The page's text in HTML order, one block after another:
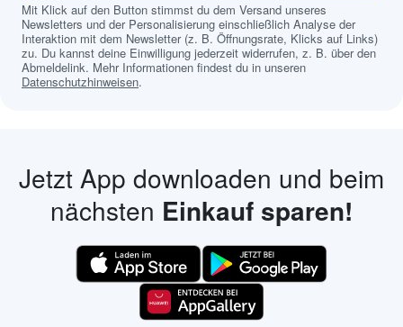
Mit Klick auf den Button stimmst du dem Versand unseres
Newsletters und der Personalisierung einschließlich Analyse der
Interaktion mit dem Newsletter (z. B. Öffnungsrate, Klicks auf Links)
zu. Du kannst deine Einwilligung jederzeit widerrufen, z. B. über den
Abmeldelink. Mehr Informationen findest du in unseren
Datenschutzhinweisen.
Jetzt App downloaden und beim
nächsten Einkauf sparen!